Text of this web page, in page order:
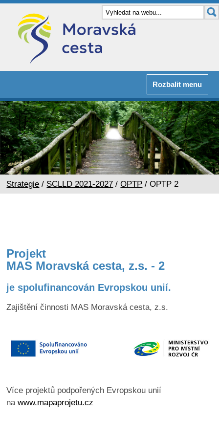
Rozbalit menu
Strategie / SCLLD 2021-2027 /OPTP / OPTP 2
Projekt
MAS Moravská cesta, z.s. - 2
je spolufinancován Evropskou unií.
Zajištění činnosti MAS Moravská cesta, z.s.
Více projektů podpořených Evropskou unií
nawww.mapaprojetu.cz